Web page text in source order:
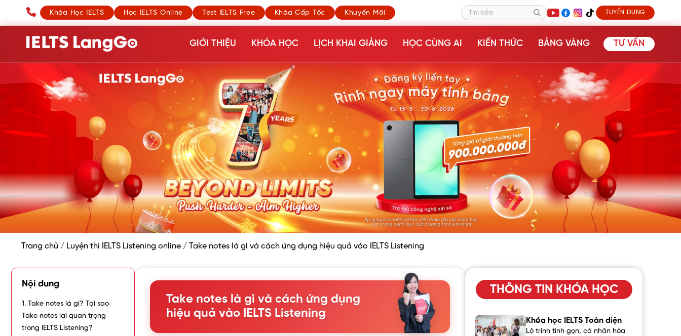
Khóa Học IELTS Học IELTS Online Test IELTS Free Khóa Cấp Tốc Khuyến Mãi Tìm kiếm TUYỂN DỤNG
GIỚI THIỆU KHÓA HỌC LỊCH KHAI GIẢNG HỌC CÙNG AI KIẾN THỨC BẢNG VÀNG TƯ VẤN
Trang chủ / Luyện thi IELTS Listening online / Take notes là gì và cách ứng dụng hiệu quả vào IELTS Listening
Nội dung
1. Take notes là gì? Tại sao
Take notes lại quan trọng
trong IELTS Listening?
Take notes là gì và cách ứng dụng
hiệu quả vào IELTS Listening
THÔNG TIN KHÓA HỌC
Khóa học IELTS Toàn diện
Lộ trình tinh gọn, cá nhân hóa